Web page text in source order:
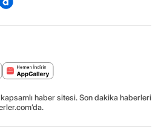
haber sitesi. Son dakika haberleri